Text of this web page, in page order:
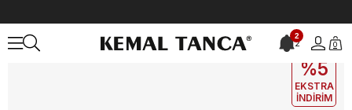
2
2 0
EKLE5
%5
EKSTRA
İNDİRİM